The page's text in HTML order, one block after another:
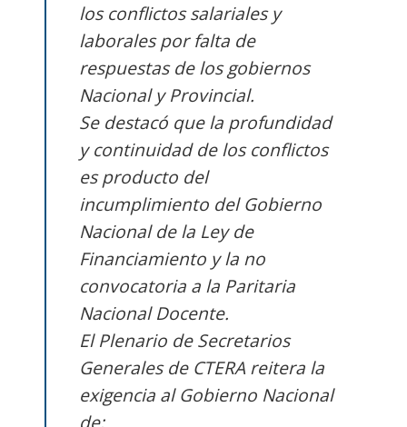
los conflictos salariales y
laborales por falta de
respuestas de los gobiernos
Nacional y Provincial.
Se destacó que la profundidad
y continuidad de los conflictos
es producto del
incumplimiento del Gobierno
Nacional de la Ley de
Financiamiento y la no
convocatoria a la Paritaria
Nacional Docente.
El Plenario de Secretarios
Generales de CTERA reitera la
exigencia al Gobierno Nacional